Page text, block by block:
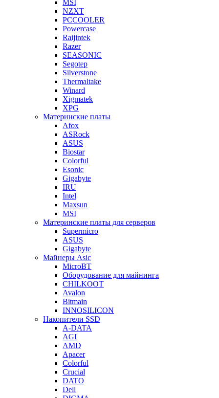
MSI
NZXT
PCCOOLER
Powercase
Raijintek
Razer
SEASONIC
Segotep
Silverstone
Thermaltake
Winard
Xigmatek
XPG
Материнские платы
Afox
ASRock
ASUS
Biostar
Colorful
Esonic
Gigabyte
IRU
Intel
Maxsun
MSI
Материнские платы для серверов
Supermicro
ASUS
Gigabyte
Майнеры Asic
MicroBT
Оборудование для майнинга
CHILKOOT
Avalon
Bitmain
INNOSILICON
Накопители SSD
A-DATA
AGI
AMD
Apacer
Colorful
Crucial
DATO
Dell